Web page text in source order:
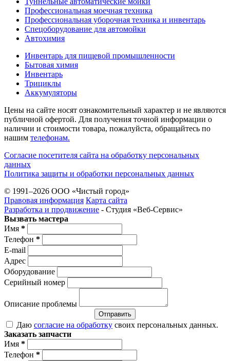
Профессиональная моечная техника
Профессиональная уборочная техника и инвентарь
Спецоборудование для автомойки
Автохимия
Инвентарь для пищевой промышленности
Бытовая химия
Инвентарь
Трициклы
Аккумуляторы
Цены на сайте носят ознакомительный характер и не являются
публичной офертой. Для получения точной информации о
наличии и стоимости товара, пожалуйста, обращайтесь по
нашим телефонам.
Согласие посетителя сайта на обработку персональных
данных
Политика защиты и обработки персональных данных
© 1991–2026 ООО «Чистый город»
Правовая информация Карта сайта
Разработка и продвижение - Студия «Веб-Cервис»
Вызвать мастера
Имя *
Телефон *
E-mail
Адрес
Оборудование
Серийный номер
Описание проблемы
Отправить
Даю согласие на обработку своих персональных данных.
Заказать запчасти
Имя *
Телефон *